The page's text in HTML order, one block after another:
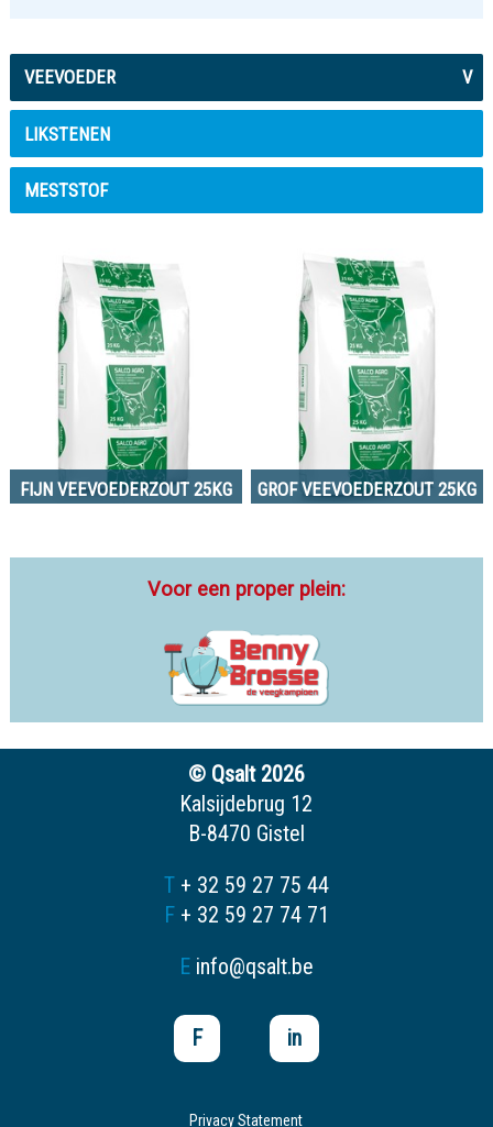
VEEVOEDER V
LIKSTENEN
MESTSTOF
FIJN VEEVOEDERZOUT 25KG GROF VEEVOEDERZOUT 25KG
Voor een proper plein:
© Qsalt 2026
Kalsijdebrug 12
B-8470 Gistel
T + 32 59 27 75 44
F+ 32 59 27 74 71
E info@qsalt.be
F in
Privacy Statement